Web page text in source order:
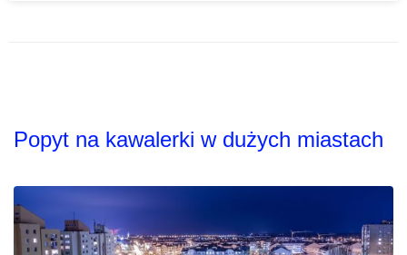
Popyt na kawalerki w dużych miastach